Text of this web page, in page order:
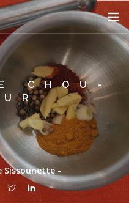
CHOU-
Sissounette -